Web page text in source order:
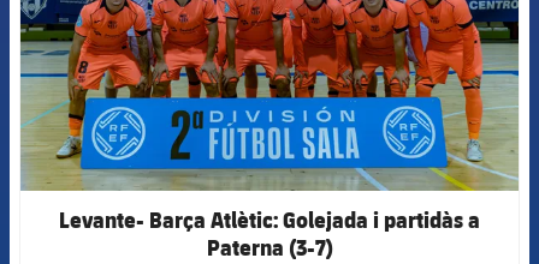
Levante- Barça Atlètic: Golejada i partidàs a
Paterna (3-7)